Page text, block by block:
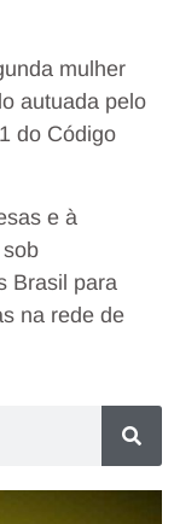
mulher
autuada pelo
do Código
e à
Brasil para
na rede de